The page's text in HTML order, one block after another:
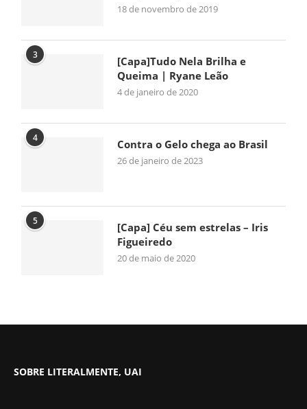
18 de novembro de 2019
3
[Capa]Tudo Nela Brilha e
Queima | Ryane Leão
4 de janeiro de 2020
4 Contra o Gelo chega ao Brasil
26 de janeiro de 2023
5
[Capa] Céu sem estrelas – Iris
Figueiredo
20 de maio de 2020
SOBRE LITERALMENTE, UAI